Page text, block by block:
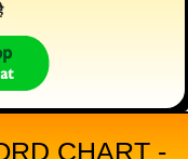
CHART -